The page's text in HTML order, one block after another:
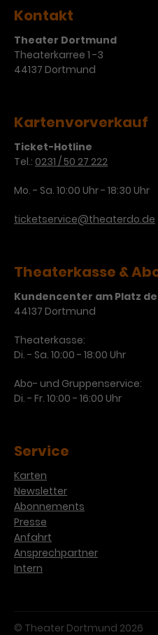
Kontakt
Theater Dortmund
Theaterkarree 1 -3
44137 Dortmund
Kartenvorverkauf
Ticket-Hotline
Tel.: 0231 / 50 27 222
Mo. - Sa. 10:00 Uhr - 18:30 Uhr
ticketservice@theaterdo.de
Theaterkasse &
Kundencenter am Platz
44137 Dortmund
Theaterkasse:
Di. - Sa. 10:00 - 18:00 Uhr
Abo- und Gruppenservice:
Di. - Fr. 10:00 - 16:00 Uhr
Service
Karten
Newsletter
Abonnements
Presse
Anfahrt
Ansprechpartner
Intern
© Theater Dortmund 2026